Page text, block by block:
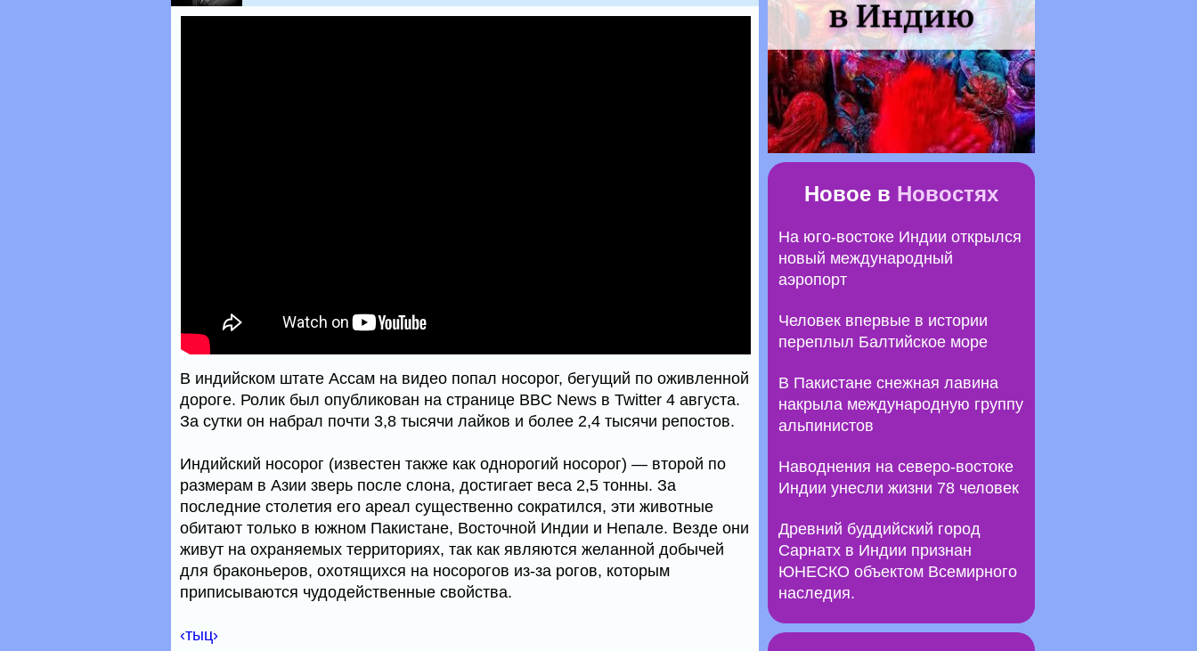
В индийском штате Ассам на видео попал носорог, бегущий по оживленной
дороге. Ролик был опубликован на странице BBC News в Twitter 4 августа.
За сутки он набрал почти 3,8 тысячи лайков и более 2,4 тысячи репостов.
Индийский носорог (известен также как однорогий носорог) — второй по
размерам в Азии зверь после слона, достигает веса 2,5 тонны. За
последние столетия его ареал существенно сократился, эти животные
обитают только в южном Пакистане, Восточной Индии и Непале. Везде они
живут на охраняемых территориях, так как являются желанной добычей
для браконьеров, охотящихся на носорогов из-за рогов, которым
приписываются чудодейственные свойства.
‹тыц›
Новое в Новостях
На юго-востоке Индии открылся
новый международный
аэропорт
Человек впервые в истории
переплыл Балтийское море
В Пакистане снежная лавина
накрыла международную группу
альпинистов
Наводнения на северо-востоке
Индии унесли жизни 78 человек
Древний буддийский город
Сарнатх в Индии признан
ЮНЕСКО объектом Всемирного
наследия.